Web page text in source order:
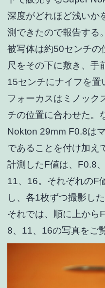
深度がどれほど浅いか
測できたので報告する。
被写体は約50センチの
尺をその下に敷き、手
15センチにナイフを置
フォーカスはミノック
チの位置に合わせた。
Nokton 29mm F0.8は
であることを付け加え
計測したF値は、F0.8
11、16。それぞれのF
し、各1枚ずつ撮影した
それでは、順に上から
8、11、16の写真をご